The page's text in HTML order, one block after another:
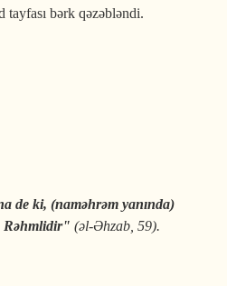
tayfası bərk qəzəbləndi.
de ki, (naməhrəm yanında)
Rəhmlidir" (əl-Әhzab, 59).